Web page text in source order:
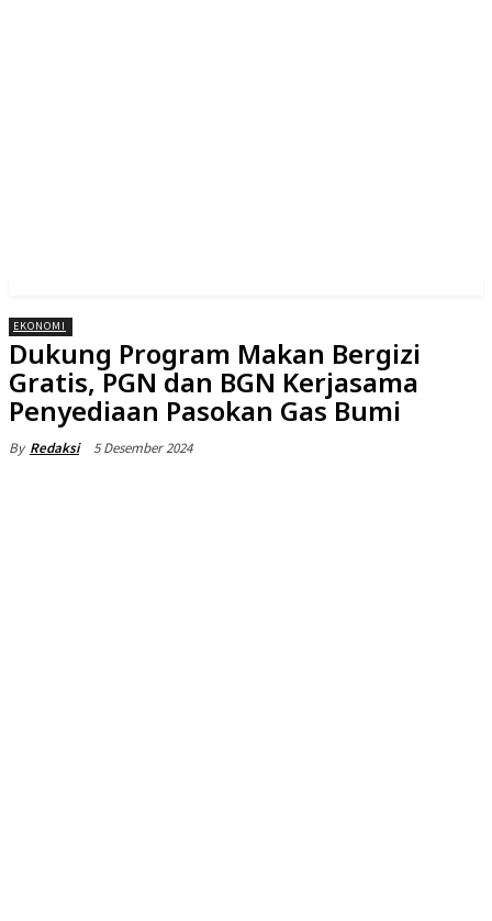
EKONOMI
Dukung Program Makan Bergizi
Gratis, PGN dan BGN Kerjasama
Penyediaan Pasokan Gas Bumi
By Redaksi 5 Desember 2024